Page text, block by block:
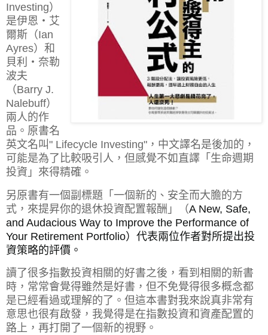
Investing）
是伊恩‧艾
爾斯（Ian
Ayres）和
貝利‧奈勒
波夫
（Barry J.
Nalebuff）
兩人的作
品。原書名
英文名叫" Lifecycle Investing"，中文譯名是後加的，
可能是為了比較吸引人，但感覺不如直譯「生命週期
投資」來得精確。
另原書有一個副標題「一個新的、安全而大膽的方
式，來提昇你的退休投資配置報酬」（A New, Safe,
and Audacious Way to Improve the Performance of
Your Retirement Portfolio）代表兩位作者對所提出投
資策略的評價。
讀了很多指數投資相關的好書之後，看到相關的新書
時，常常會覺得雖然是好書，但不免覺得很多概念都
是已經看過或理解的了。但這本書對我來說真非常有
意思也很有啟發，我覺得是在指數投資和資產配置的
路上，再打開了一個新的視野。